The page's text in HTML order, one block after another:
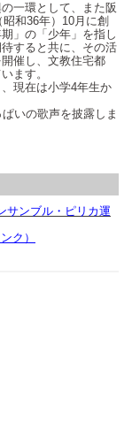
一環として、また阪
昭和36年）10月に創
」の「少年」を指し
すると共に、その活
催し、文教住宅都
ます。
現在は小学4年生か
いの歌声を披露しま
サンブル・ピリカ運
ク）